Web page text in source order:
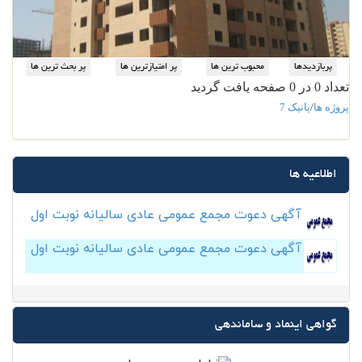
تعداد 0 در 0 صفحه یافت گردید
پروژه ها/پانیک 7
اطلاعیه ها
آگهی دعوت مجمع عمومی عادی سالیانه نوبت اول
آگهی دعوت مجمع عمومی عادی سالیانه نوبت اول
گواهی اینماد و ساماندهی